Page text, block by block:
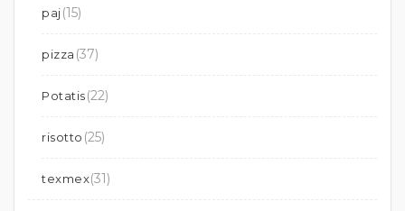
paj(15)
pizza (37)
Potatis(22)
risotto (25)
texmex(31)